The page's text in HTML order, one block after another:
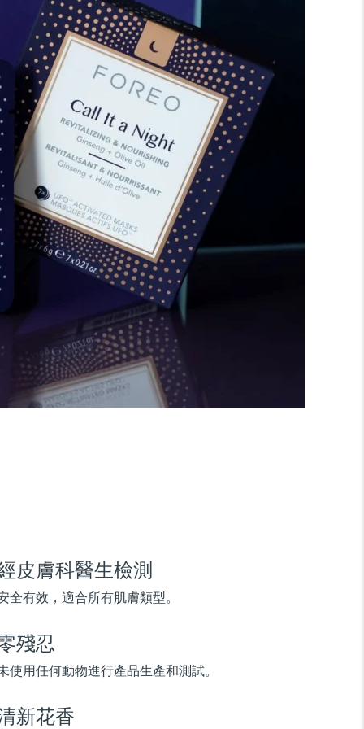
皮膚科醫生檢測
全有效，適合所有肌膚類型。
殘忍
使用任何動物進行產品生產和測試。
新花香